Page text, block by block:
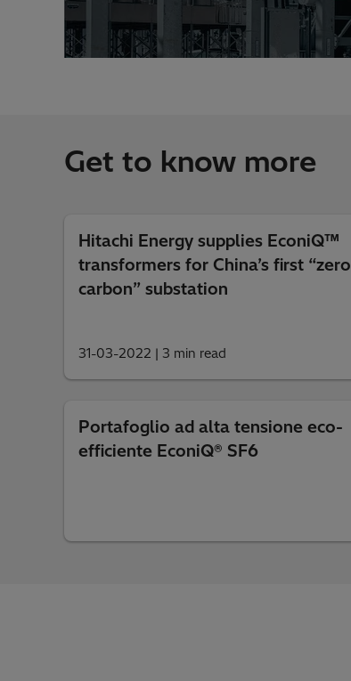
Get to know more
Hitachi Energy supplies EconiQ™
transformers for China’s first “zero
carbon” substation
31-03-2022 | 3 min read
Portafoglio ad alta tensione eco-
efficiente EconiQ® SF6